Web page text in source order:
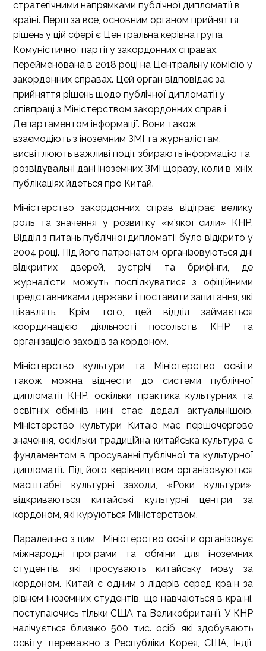
стратегічними напрямками публічної дипломатії в
країні. Перш за все, основним органом прийняття
рішень у цій сфері є Центральна керівна група
Комуністичної партії у закордонних справах,
перейменована в 2018 році на Центральну комісію у
закордонних справах. Цей орган відповідає за
прийняття рішень щодо публічної дипломатії у
співпраці з Міністерством закордонних справ і
Департаментом інформації. Вони також
взаємодіють з іноземним ЗМІ та журналістам,
висвітлюють важливі події, збирають інформацію та
розвідувальні дані іноземних ЗМІ щоразу, коли в їхніх
публікаціях йдеться про Китай.
Міністерство закордонних справ відіграє велику
роль та значення у розвитку «м’якої сили» КНР.
Відділ з питань публічної дипломатії було відкрито у
2004 році. Під його патронатом організовуються дні
відкритих дверей, зустрічі та брифінги, де
журналісти можуть поспілкуватися з офіційними
представниками держави і поставити запитання, які
цікавлять. Крім того, цей відділ займається
координацією діяльності посольств КНР та
організацією заходів за кордоном.
Міністерство культури та Міністерство освіти
також можна віднести до системи публічної
дипломатії КНР, оскільки практика культурних та
освітніх обмінів нині стає дедалі актуальнішою.
Міністерство культури Китаю має першочергове
значення, оскільки традиційна китайська культура є
фундаментом в просуванні публічної та культурної
дипломатії. Під його керівництвом організовуються
масштабні культурні заходи, «Роки культури»,
відкриваються китайські культурні центри за
кордоном, які куруються Міністерством.
Паралельно з цим, Міністерство освіти організовує
міжнародні програми та обміни для іноземних
студентів, які просувають китайську мову за
кордоном. Китай є одним з лідерів серед країн за
рівнем іноземних студентів, що навчаються в країні,
поступаючись тільки США та Великобританії. У КНР
налічується близько 500 тис. осіб, які здобувають
освіту, переважно з Республіки Корея, США, Індії,